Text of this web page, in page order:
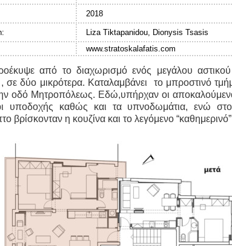
2018
Liza Tiktapanidou, Dionysis Tsasis
www.stratoskalafatis.com
από το διαχωρισμό ενός μεγάλου αστικού
, σε δύο μικρότερα. Καταλαμβάνει το μπροστινό
οδό Μητροπόλεως. Εδώ,υπήρχαν οι
υποδοχής καθώς και τα υπνοδωμάτια, ενώ
βρίσκονταν η κουζίνα και το λεγόμενο